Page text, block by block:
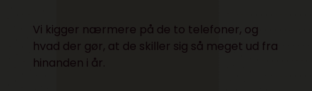
Vi kigger nærmere på de to telefoner, og
hvad der gør, at de skiller sig så meget ud fra
hinanden i år.